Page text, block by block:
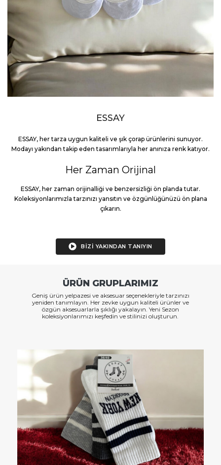
ESSAY
ESSAY, her tarza uygun kaliteli ve şık çorap ürünlerini sunuyor.
Modayı yakından takip eden tasarımlarıyla her anınıza renk katıyor.
Her Zaman Orijinal
ESSAY, her zaman orijinalliği ve benzersizliği ön planda tutar.
Koleksiyonlarımızla tarzınızı yansıtın ve özgünlüğünüzü ön plana
çıkarın.
BİZİ YAKINDAN TANIYIN
ÜRÜN GRUPLARIMIZ
Geniş ürün yelpazesi ve aksesuar seçenekleriyle tarzınızı
yeniden tanımlayın. Her zevke uygun kaliteli ürünler ve
özgün aksesuarlarla şıklığı yakalayın. Yeni Sezon
koleksiyonlarımızı keşfedin ve stilinizi oluşturun.